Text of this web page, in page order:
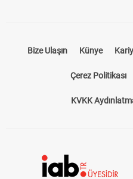
Bize Ulaşın Künye
Çerez Politikası
KVKK